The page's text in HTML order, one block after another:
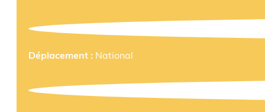
Déplacement : National